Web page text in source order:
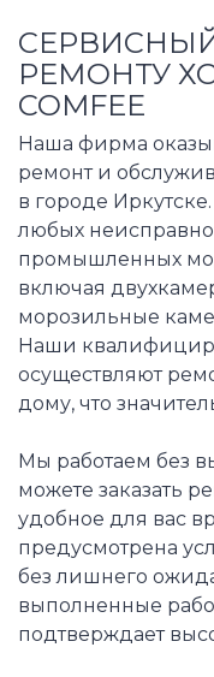
РЕМОНТУ
COMFEE
Наша фирма
ремонт и
в городе
любых
промышленных
включая
морозильные
Наши
осуществляют
дому, что
Мы работаем без
можете заказать
удобное для вас
предусмотрена
без лишнего
выполненные
подтверждает